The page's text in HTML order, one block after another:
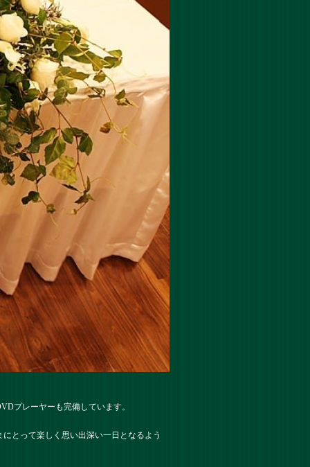
プレーヤーも完備しています。
とって楽しく思い出深い一日となるよう